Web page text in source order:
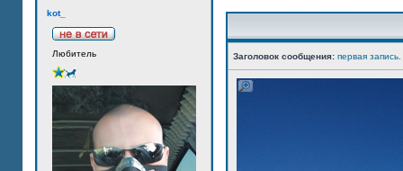
kot_
Любитель Заголовок сообщения: первая